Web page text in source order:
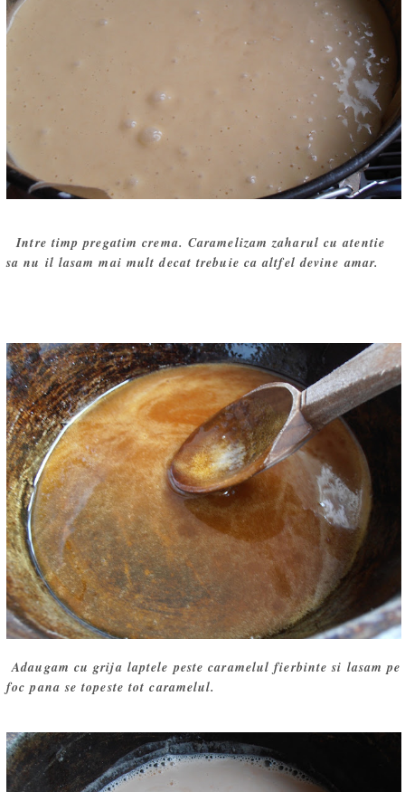
Intre timp pregatim crema. Caramelizam zaharul cu atentie
sa nu il lasam mai mult decat trebuie ca altfel devine amar.
Adaugam cu grija laptele peste caramelul fierbinte si lasam pe
foc pana se topeste tot caramelul.